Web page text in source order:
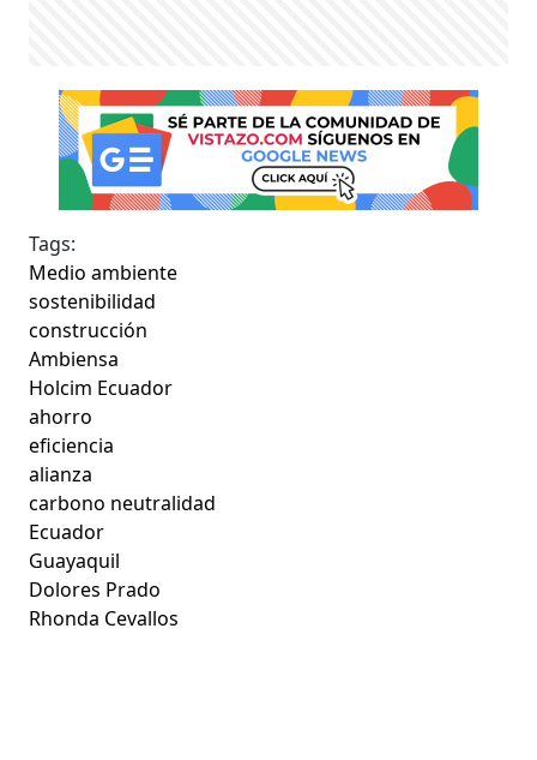
Tags:
Medio ambiente
sostenibilidad
construcción
Ambiensa
Holcim Ecuador
ahorro
eficiencia
alianza
carbono neutralidad
Ecuador
Guayaquil
Dolores Prado
Rhonda Cevallos